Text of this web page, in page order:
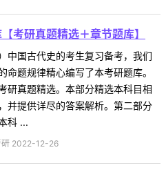
考研真题精选＋章节题库】
中国古代史的考生复习备考，我们
题规律精心编写了本考研题库。
研真题精选。本部分精选本科目相
并提供详尽的答案解析。第二部分
科 ...
研 2022-12-26